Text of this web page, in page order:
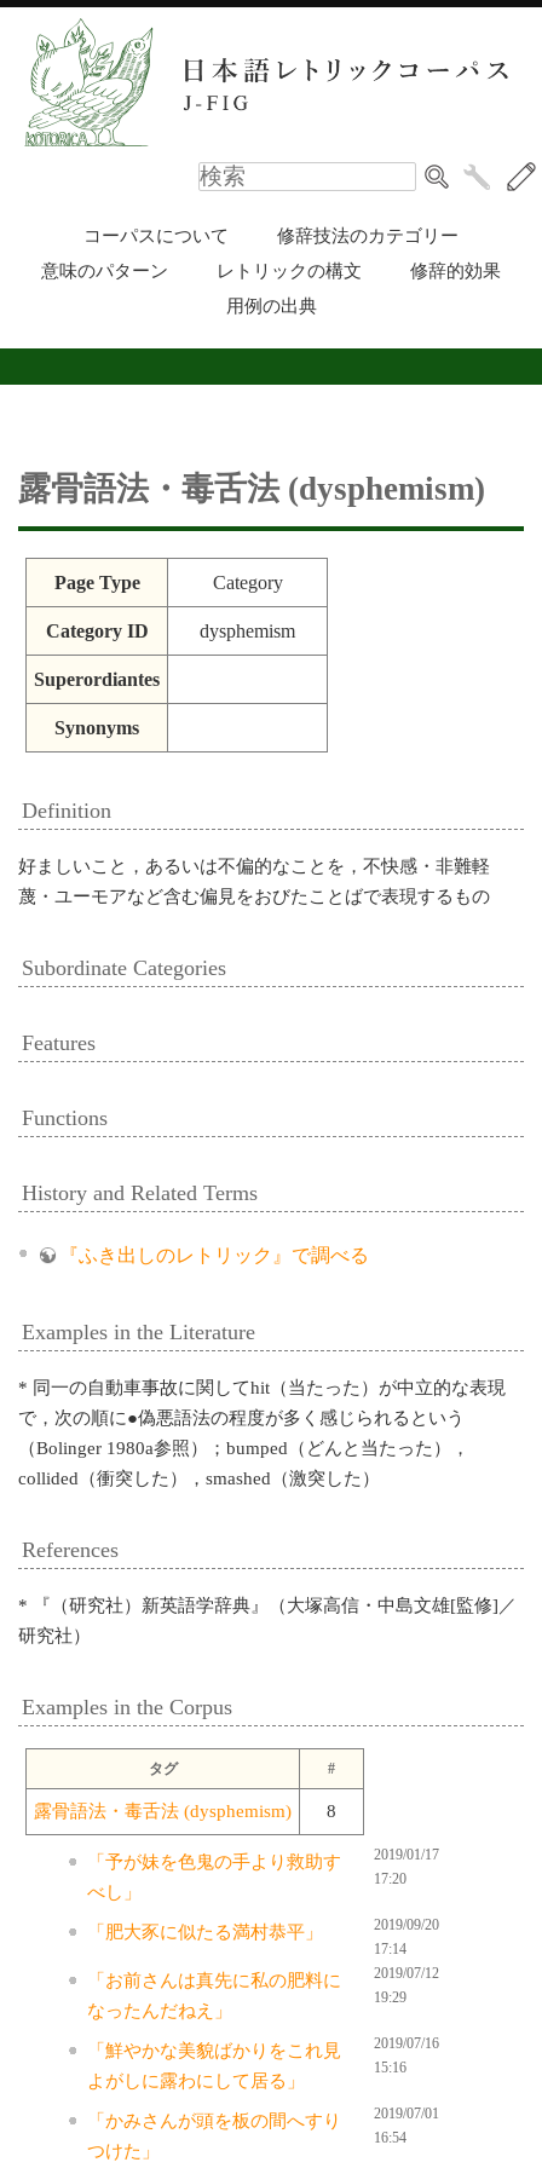
コーパスについて
修辞技法のカテゴリー
意味のパターン
レトリックの構文
修辞的効果
用例の出典
露骨語法・毒舌法 (dysphemism)
Page Type Category
Category ID dysphemism
Superordiantes
Synonyms
Definition
好ましいこと，あるいは不偏的なことを，不快感・非難軽
蔑・ユーモアなど含む偏見をおびたことばで表現するもの
Subordinate Categories
Features
Functions
History and Related Terms
『ふき出しのレトリック』で調べる
Examples in the Literature
* 同一の自動車事故に関してhit（当たった）が中立的な表現
で，次の順に●偽悪語法の程度が多く感じられるという
（Bolinger 1980a参照）；bumped（どんと当たった），
collided（衝突した），smashed（激突した）
References
* 『（研究社）新英語学辞典』（大塚高信・中島文雄[監修]／
研究社）
Examples in the Corpus
タグ #
露骨語法・毒舌法 (dysphemism) 8
「予が妹を色鬼の手より救助す
べし」
2019/01/17
17:20
「肥大豕に似たる満村恭平」
2019/09/20
17:14
「お前さんは真先に私の肥料に
なったんだねえ」
2019/07/12
19:29
「鮮やかな美貌ばかりをこれ見
よがしに露わにして居る」
2019/07/16
15:16
「かみさんが頭を板の間へすり
つけた」
2019/07/01
16:54